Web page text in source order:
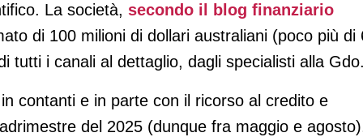
La società, secondo il blog finanziario
di 100 milioni di dollari australiani (poco più di
tutti i canali al dettaglio, dagli specialisti alla Gdo.
contanti e in parte con il ricorso al credito e
del 2025 (dunque fra maggio e